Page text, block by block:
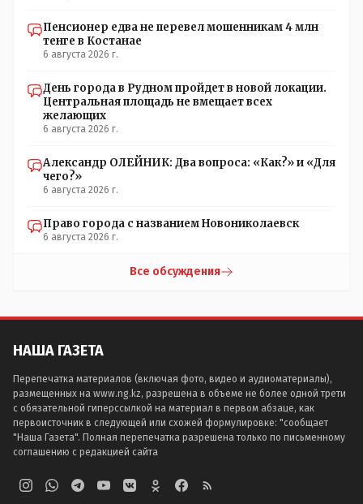
Пенсионер едва не перевел мошенникам 4 млн
тенге в Костанае
6 августа 2026 г.
День города в Рудном пройдет в новой локации.
Центральная площадь не вмещает всех
желающих
6 августа 2026 г.
Александр ОЛЕЙНИК: Два вопроса: «Как?» и «Для
чего?»
6 августа 2026 г.
Право города с названием Новониколаевск
6 августа 2026 г.
Все обсуждения
НАША ГАЗЕТА
Перепечатка материалов (включая фото, видео и аудиоматериалы),
размещенных на www.ng.kz, разрешена в объеме не более одной трети
с обязательной гиперссылкой на материал в первом абзаце, как
первоисточник в следующей или схожей формулировке: "сообщает
"Наша Газета". Полная перепечатка разрешена только по письменному
соглашению с редакцией сайта